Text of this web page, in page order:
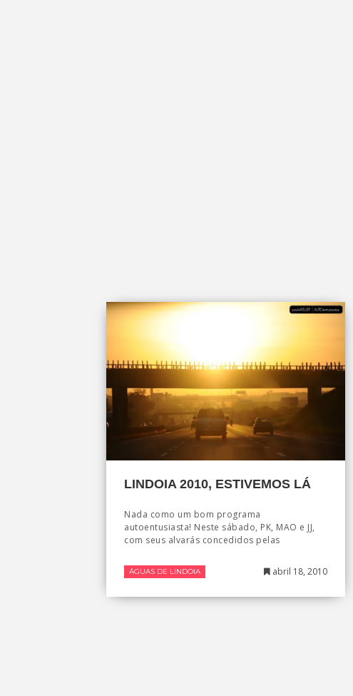
LINDOIA 2010, ESTIVEMOS LÁ
Nada como um bom programa
autoentusiasta! Neste sábado, PK, MAO e JJ,
com seus alvarás concedidos pelas
ÁGUAS DE LINDOIA abril 18, 2010